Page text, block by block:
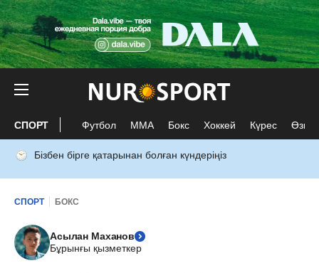
СПОРТ Футбол ММА Бокс Хоккей Күрес Өзге
Бізбен бірге қатарынан болған күндеріңіз
СПОРТ БОКС
Асылан Маханов
Бұрынғы қызметкер